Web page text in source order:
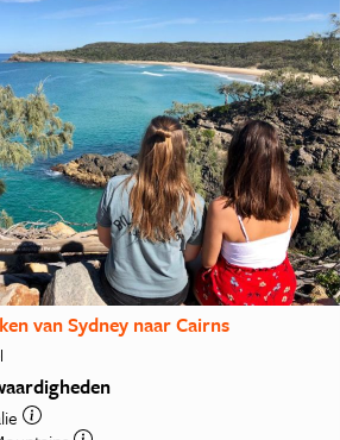
van Sydney naar Cairns